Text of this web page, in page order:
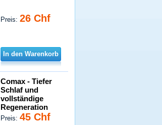
Preis:26 Chf
In den Warenkorb
Comax - Tiefer
Schlaf und
vollständige
Regeneration
Preis:45 Chf